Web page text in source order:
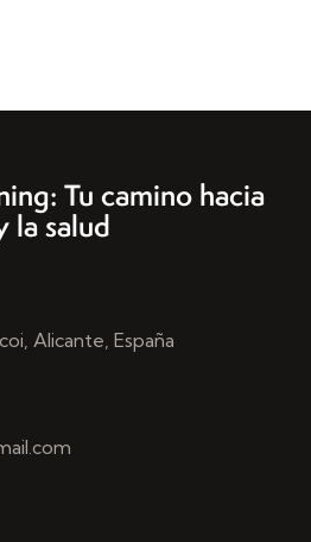
Tu camino hacia
la salud
Alicante, España